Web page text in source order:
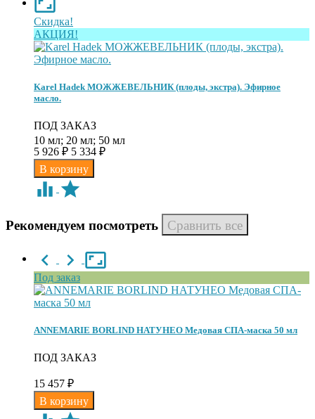
Скидка!
АКЦИЯ!
Karel Hadek МОЖЖЕВЕЛЬНИК (плоды, экстра). Эфирное
масло.
ПОД ЗАКАЗ
10 мл; 20 мл; 50 мл
5 926 ₽ 5 334 ₽
Рекомендуем посмотреть
Под заказ
ANNEMARIE BORLIND НАТУНЕО Медовая СПА-маска 50 мл
ПОД ЗАКАЗ
15 457 ₽